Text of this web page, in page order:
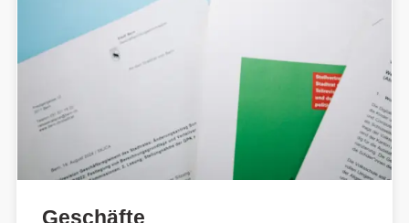
Geschäfte